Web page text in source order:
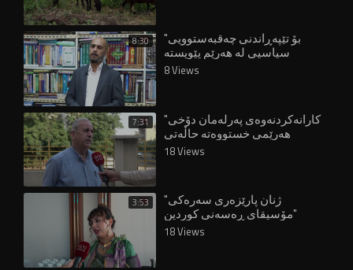
8:30 "بۆ تێپەڕاندنی چەقبەستوویی
سیاسیی لە هەرێم پێویستە
8 Views
7:31 "کارانەکردنەوەی پەرلەمان دۆخی
هەرێمی خستووەتە حاڵەتی
18 Views
3:53 "ژنان پارێزەری سەرەکی
مۆسیقای ڕەسەنی کوردین"
18 Views